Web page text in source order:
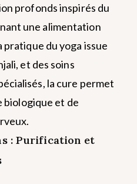
profonds inspirés du
une alimentation
du yoga issue
et des soins
la cure permet
biologique et de
: Purification et